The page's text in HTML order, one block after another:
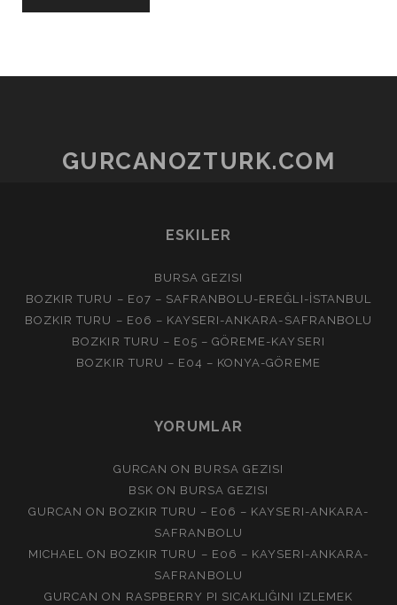
GURCANOZTURK.COM
ESKILER
BURSA GEZISI
BOZKIR TURU – E07 – SAFRANBOLU-EREĞLI-İSTANBUL
BOZKIR TURU – E06 – KAYSERI-ANKARA-SAFRANBOLU
BOZKIR TURU – E05 – GÖREME-KAYSERI
BOZKIR TURU – E04 – KONYA-GÖREME
YORUMLAR
GURCAN ON BURSA GEZISI
BSK ON BURSA GEZISI
GURCAN ON BOZKIR TURU – E06 – KAYSERI-ANKARA-
SAFRANBOLU
MICHAELON BOZKIR TURU – E06 – KAYSERI-ANKARA-
SAFRANBOLU
GURCAN ON RASPBERRY PI SICAKLIĞINI IZLEMEK